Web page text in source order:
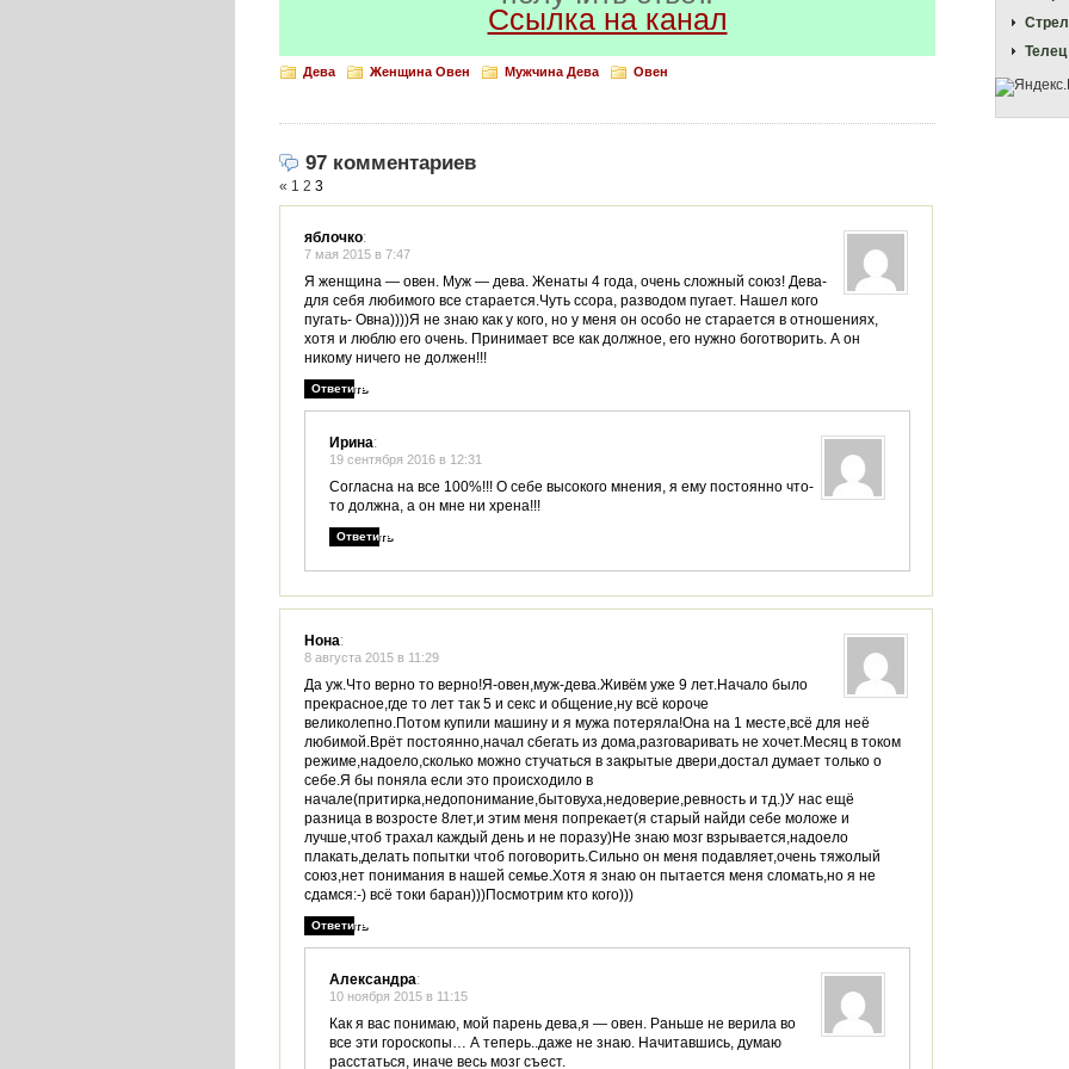
Телец
Ссылка на канал
Дева Женщина Овен Мужчина Дева Овен
97 комментариев
« 1 2 3
яблочко:
7 мая 2015 в 7:47
Я женщина — овен. Муж — дева. Женаты 4 года, очень сложный союз! Дева-
для себя любимого все старается.Чуть ссора, разводом пугает. Нашел кого
пугать- Овна))))Я не знаю как у кого, но у меня он особо не старается в отношениях,
хотя и люблю его очень. Принимает все как должное, его нужно боготворить. А он
никому ничего не должен!!!
Ответить
Ирина:
19 сентября 2016 в 12:31
Согласна на все 100%!!! О себе высокого мнения, я ему постоянно что-
то должна, а он мне ни хрена!!!
Ответить
Нона:
8 августа 2015 в 11:29
Да уж.Что верно то верно!Я-овен,муж-дева.Живём уже 9 лет.Начало было
прекрасное,где то лет так 5 и секс и общение,ну всё короче
великолепно.Потом купили машину и я мужа потеряла!Она на 1 месте,всё для неё
любимой.Врёт постоянно,начал сбегать из дома,разговаривать не хочет.Месяц в током
режиме,надоело,сколько можно стучаться в закрытые двери,достал думает только о
себе.Я бы поняла если это происходило в
начале(притирка,недопонимание,бытовуха,недоверие,ревность и тд.)У нас ещё
разница в возросте 8лет,и этим меня попрекает(я старый найди себе моложе и
лучше,чтоб трахал каждый день и не поразу)Не знаю мозг взрывается,надоело
плакать,делать попытки чтоб поговорить.Сильно он меня подавляет,очень тяжолый
союз,нет понимания в нашей семье.Хотя я знаю он пытается меня сломать,но я не
сдамся:-) всё токи баран)))Посмотрим кто кого)))
Ответить
Александра:
10 ноября 2015 в 11:15
Как я вас понимаю, мой парень дева,я — овен. Раньше не верила во
все эти гороскопы… А теперь..даже не знаю. Начитавшись, думаю
расстаться, иначе весь мозг съест.